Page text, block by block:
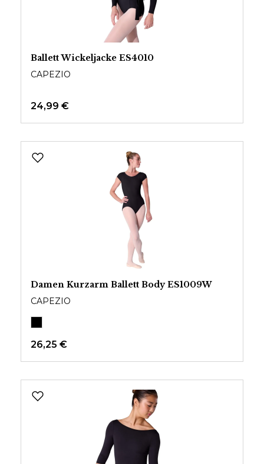
Ballett Wickeljacke ES4010
CAPEZIO
24,99 €
Damen Kurzarm Ballett Body ES1009W
CAPEZIO
26,25 €